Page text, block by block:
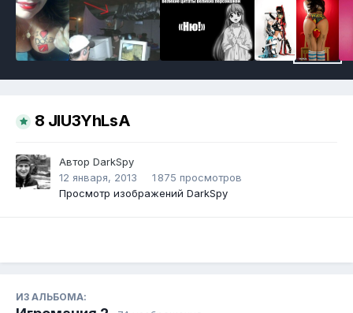
8 JlU3YhLsA
Автор DarkSpy
12 января, 2013
1 875 просмотров
Просмотр изображений DarkSpy
ИЗ АЛЬБОМА: